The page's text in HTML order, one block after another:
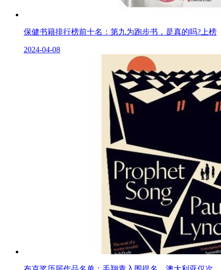
保健书籍排行榜前十名：第九为跑步书，是真的吗?上榜
2024-04-08